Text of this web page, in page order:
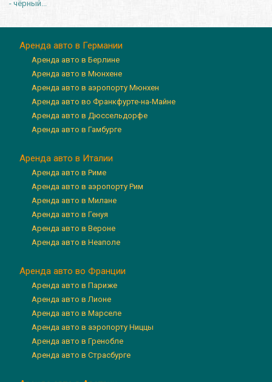
- чёрный...
Аренда авто в Германии
Аренда авто в Берлине
Аренда авто в Мюнхене
Аренда авто в аэропорту Мюнхен
Аренда авто во Франкфурте-на-Майне
Аренда авто в Дюссельдорфе
Аренда авто в Гамбурге
Аренда авто в Италии
Аренда авто в Риме
Аренда авто в аэропорту Рим
Аренда авто в Милане
Аренда авто в Генуя
Аренда авто в Вероне
Аренда авто в Неаполе
Аренда авто во Франции
Аренда авто в Париже
Аренда авто в Лионе
Аренда авто в Марселе
Аренда авто в аэропорту Ниццы
Аренда авто в Гренобле
Аренда авто в Страсбурге